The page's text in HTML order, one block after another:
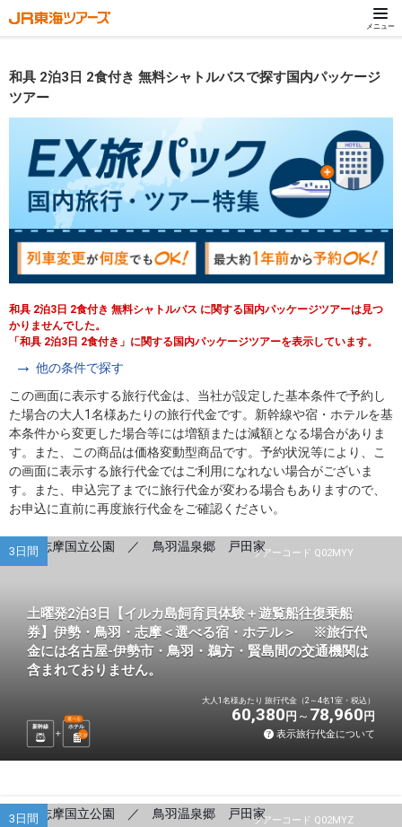
メニュー
和具 2泊3日 2食付き 無料シャトルバスで探す国内パッケージ
ツアー
和具 2泊3日 2食付き 無料シャトルバス に関する国内パッケージツアーは見つ
かりませんでした。
「和具 2泊3日 2食付き」に関する国内パッケージツアーを表示しています。
他の条件で探す
この画面に表示する旅行代金は、当社が設定した基本条件で予約し
た場合の大人1名様あたりの旅行代金です。新幹線や宿・ホテルを基
本条件から変更した場合等には増額または減額となる場合がありま
す。また、この商品は価格変動型商品です。予約状況等により、こ
の画面に表示する旅行代金ではご利用になれない場合がございま
す。また、申込完了までに旅行代金が変わる場合もありますので、
お申込に直前に再度旅行代金をご確認ください。
ツアーコード Q02MYY
3日間
土曜発2泊3日【イルカ島飼育員体験＋遊覧船往復乗船
券】伊勢・鳥羽・志摩＜選べる宿・ホテル＞ ※旅行代
金には名古屋-伊勢市・鳥羽・鵜方・賢島間の交通機関は
含まれておりません。
新幹線 ホテル
選べる
2泊
大人1名様あたり 旅行代金（2～4名1室・税込）
60,380 円 78,960 円
表示旅行代金について
ツアーコード Q02MYZ
3日間